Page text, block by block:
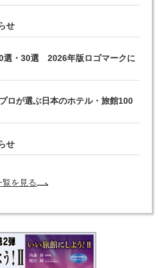
せ
選・30選 2026年版ロゴマークに
ロが選ぶ日本のホテル・旅館100
せ
覧を見る